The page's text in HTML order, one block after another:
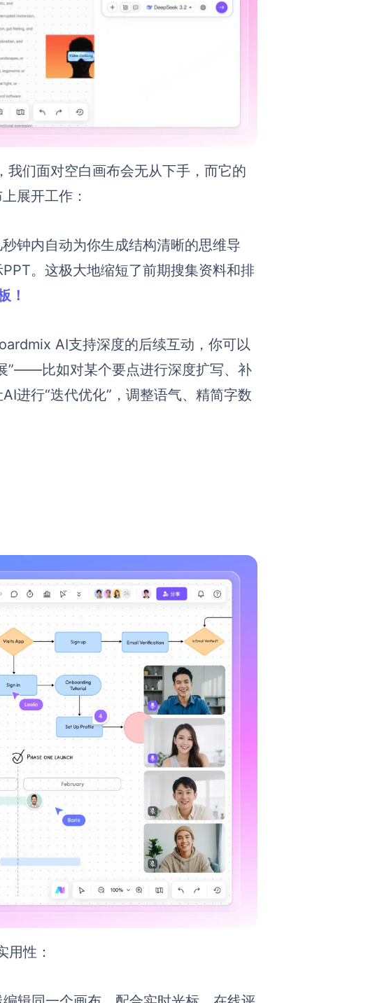
们面对空白画布会无从下手，而它的
展开工作：
钟内自动为你生成结构清晰的思维导
。这极大地缩短了前期搜集资料和排
！
AI支持深度的后续互动，你可以
”——比如对某个要点进行深度扩写、补
进行“迭代优化”，调整语气、精简字数
性：